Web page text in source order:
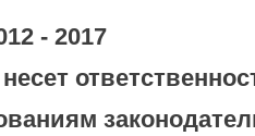
- 2017